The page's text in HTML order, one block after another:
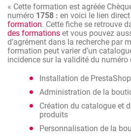
est connue pour la simplicité de sa
Au terme de cette formation, vous
PrestaShop d'installer et de gérer
complet. Vous pourrez notamment
paramétrer votre boutique en ligne
que leurs commandes.
« Cette formation est agréée
numéro 1758 : en voici le lien direct
formation. Cette fiche se retrouve
des formations et vous pouvez
d’agrément dans la recherche par
formation peut varier d’un
incidence sur la validité du numéro
Installation de PrestaShop
Administration de la
Création du catalogue et
produits
Personnalisation de la